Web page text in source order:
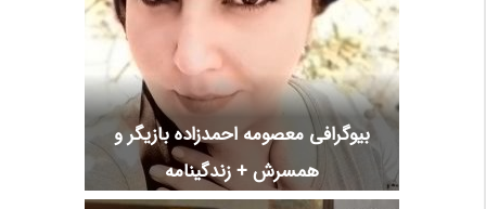
بیوگرافی معصومه احمدزاده بازیگر و
همسرش + زندگینامه